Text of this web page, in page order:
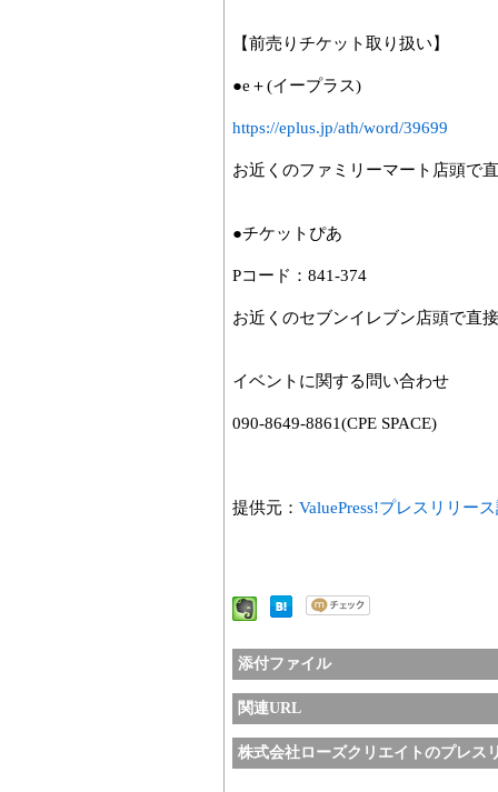
【前売りチケット取り扱い】
●e＋(イープラス)
https://eplus.jp/ath/word/39699
お近くのファミリーマート店頭で
●チケットぴあ
Pコード：841-374
お近くのセブンイレブン店頭で直
イベントに関する問い合わせ
090-8649-8861(CPE SPACE)
提供元： ValuePress!プレスリリー
添付ファイル
関連URL
株式会社ローズクリエイトのプレス